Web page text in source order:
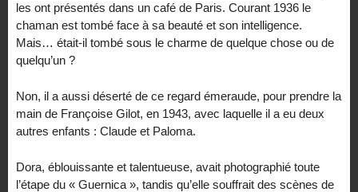
les ont présentés dans un café de Paris. Courant 1936 le
chaman est tombé face à sa beauté et son intelligence.
Mais… était-il tombé sous le charme de quelque chose ou de
quelqu’un ?
Non, il a aussi déserté de ce regard émeraude, pour prendre la
main de Françoise Gilot, en 1943, avec laquelle il a eu deux
autres enfants : Claude et Paloma.
Dora, éblouissante et talentueuse, avait photographié toute
l’étape du « Guernica », tandis qu’elle souffrait des scènes de